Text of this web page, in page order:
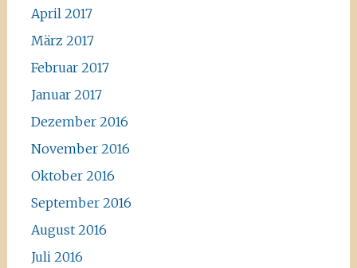
April 2017
März 2017
Februar 2017
Januar 2017
Dezember 2016
November 2016
Oktober 2016
September 2016
August 2016
Juli 2016